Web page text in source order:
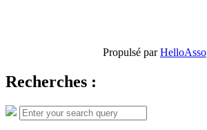
Propulsé parHelloAsso
Recherches :
Search
for:
Search